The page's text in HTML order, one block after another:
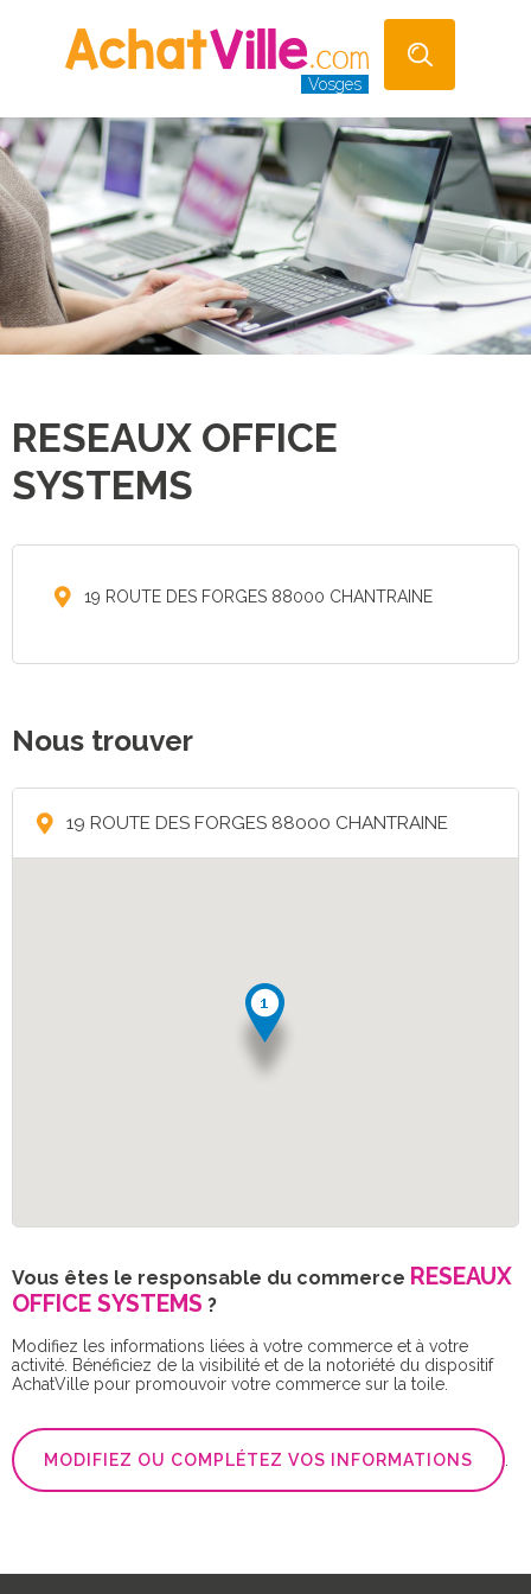
Vosges
RESEAUX OFFICE
SYSTEMS
19 ROUTE DES FORGES 88000 CHANTRAINE
Nous trouver
19 ROUTE DES FORGES 88000 CHANTRAINE
Vous êtes le responsable du commerce RESEAUX
OFFICE SYSTEMS ?
Modifiez les informations liées à votre commerce et à votre
activité. Bénéficiez de la visibilité et de la notoriété du dispositif
AchatVille pour promouvoir votre commerce sur la toile.
MODIFIEZ OU COMPLÉTEZ VOS INFORMATIONS